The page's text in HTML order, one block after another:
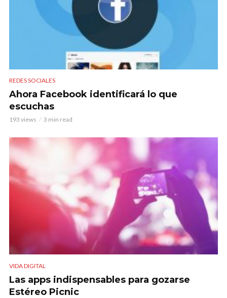
REDES SOCIALES
Ahora Facebook identificará lo que
escuchas
193 views 3 min read
VIDA DIGITAL
Las apps indispensables para gozarse
Estéreo Picnic